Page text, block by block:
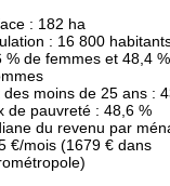
plan pour
2019
recrute un
: 182 ha
: 16 800
% de femmes et 48,4 %
des moins de 25 ans :
de pauvreté : 48,6 %
du revenu par
€/mois (1679 € dans